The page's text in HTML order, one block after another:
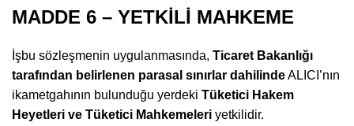
MADDE 6 – YETKİLİ MAHKEME
İşbu sözleşmenin uygulanmasında, Ticaret Bakanlığı
tarafından belirlenen parasal sınırlar dahilindeALICI’nın
ikametgahının bulunduğu yerdeki Tüketici Hakem
Heyetleri ve Tüketici Mahkemeleri yetkilidir.